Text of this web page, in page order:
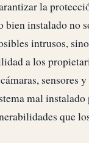
la
bien instalado no
intrusos,
a los
sensores y
mal instalado
que